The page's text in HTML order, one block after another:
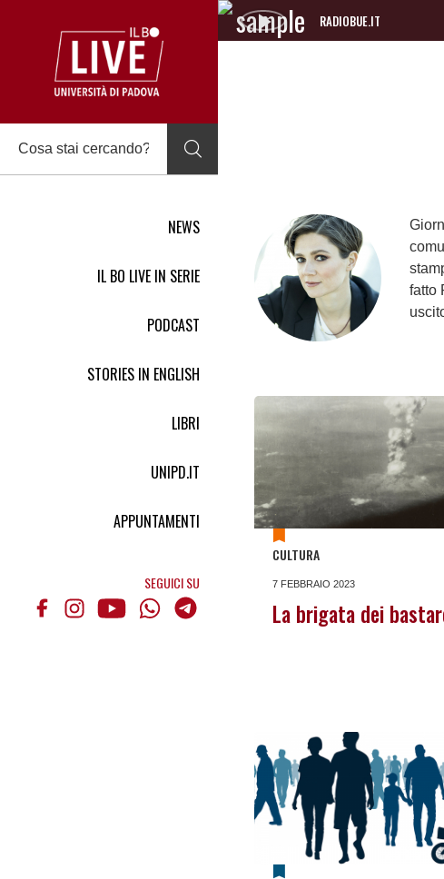
NEWS
IL BO LIVE IN SERIE
PODCAST
STORIES IN ENGLISH
LIBRI
UNIPD.IT
APPUNTAMENTI
SEGUICI SU
RADIOBUE.IT
Audio
fatto
CULTURA
7 FEBBRAIO 2023
La brigata dei